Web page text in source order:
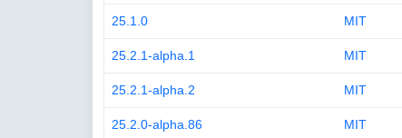
25.1.0 MIT
25.2.1-alpha.1 MIT
25.2.1-alpha.2 MIT
25.2.0-alpha.86 MIT